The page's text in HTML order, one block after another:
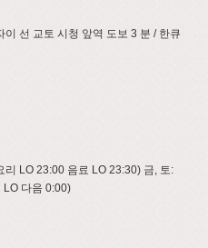
선 교토 시청 앞역 도보 3 분 / 한큐
리 LO 23:00 음료 LO 23:30) 금, 토:
LO 다음 0:00)